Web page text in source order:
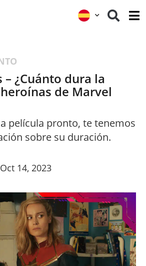
¿Cuánto dura la
de Marvel
película pronto, te tenemos
sobre su duración.
Oct 14, 2023